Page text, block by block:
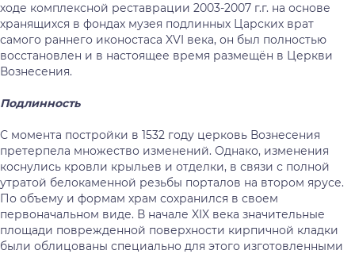
ходе комплексной реставрации 2003-2007 г.г. на основе
хранящихся в фондах музея подлинных Царских врат
самого раннего иконостаса XVI века, он был полностью
восстановлен и в настоящее время размещён в Церкви
Вознесения.
Подлинность
С момента постройки в 1532 году церковь Вознесения
претерпела множество изменений. Однако, изменения
коснулись кровли крыльев и отделки, в связи с полной
утратой белокаменной резьбы порталов на втором ярусе.
По объему и формам храм сохранился в своем
первоначальном виде. В начале XIX века значительные
площади поврежденной поверхности кирпичной кладки
были облицованы специально для этого изготовленными